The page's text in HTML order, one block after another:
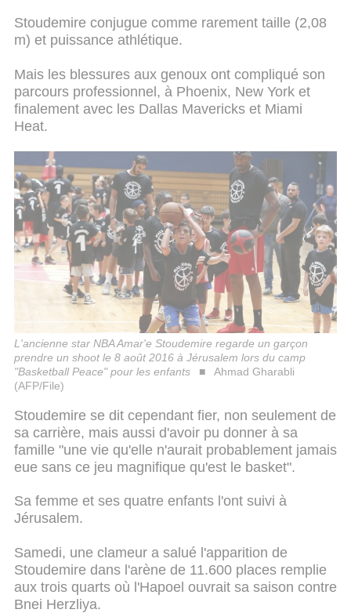
Stoudemire conjugue comme rarement taille (2,08
m) et puissance athlétique.
Mais les blessures aux genoux ont compliqué son
parcours professionnel, à Phoenix, New York et
finalement avec les Dallas Mavericks et Miami
Heat.
L'ancienne star NBA Amar'e Stoudemire regarde un garçon
prendre un shoot le 8 août 2016 à Jérusalem lors du camp
"Basketball Peace" pour les enfants
Ahmad Gharabli
(AFP/File)
Stoudemire se dit cependant fier, non seulement de
sa carrière, mais aussi d'avoir pu donner à sa
famille "une vie qu'elle n'aurait probablement jamais
eue sans ce jeu magnifique qu'est le basket".
Sa femme et ses quatre enfants l'ont suivi à
Jérusalem.
Samedi, une clameur a salué l'apparition de
Stoudemire dans l'arène de 11.600 places remplie
aux trois quarts où l'Hapoel ouvrait sa saison contre
Bnei Herzliya.